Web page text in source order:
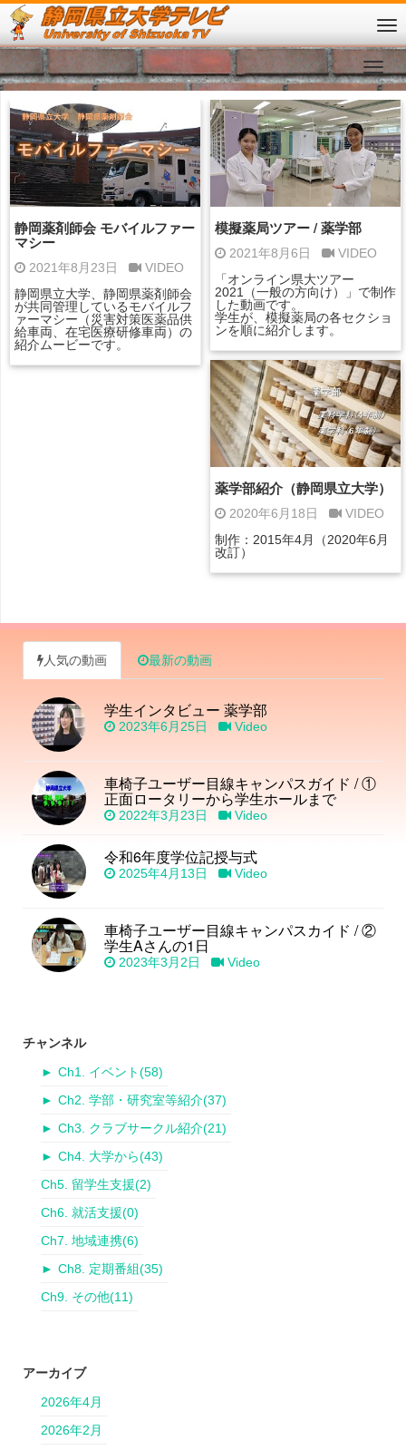
静岡薬剤師会 モバイルファー
マシー
2021年8月23日
VIDEO
静岡県立大学、静岡県薬剤師会
が共同管理しているモバイルフ
ァーマシー（災害対策医薬品供
給車両、在宅医療研修車両）の
紹介ムービーです。
模擬薬局ツアー / 薬学部
2021年8月6日
VIDEO
「オンライン県大ツアー
2021（一般の方向け）」で制作
した動画です。
学生が、模擬薬局の各セクショ
ンを順に紹介します。
薬学部紹介（静岡県立大学）
2020年6月18日
VIDEO
制作：2015年4月（2020年6月
改訂）
人気の動画 最新の動画
学生インタビュー 薬学部
2023年6月25日 Video
車椅子ユーザー目線キャンパスガイド / ①
正面ロータリーから学生ホールまで
2022年3月23日 Video
令和6年度学位記授与式
2025年4月13日 Video
車椅子ユーザー目線キャンパスカイド / ②
学生Aさんの1日
2023年3月2日 Video
チャンネル
► Ch1. イベント(58)
► Ch2. 学部・研究室等紹介(37)
► Ch3. クラブサークル紹介(21)
► Ch4. 大学から(43)
Ch5. 留学生支援(2)
Ch6. 就活支援(0)
Ch7. 地域連携(6)
► Ch8. 定期番組(35)
Ch9. その他(11)
アーカイブ
2026年4月
2026年2月